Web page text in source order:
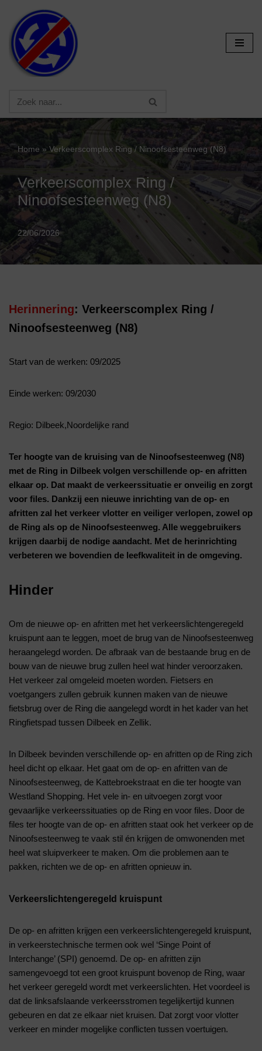
Ga
naar
de
inhoud
Home » Verkeerscomplex Ring / Ninoofsesteenweg (N8)
Verkeerscomplex Ring /
Ninoofsesteenweg (N8)
22/06/2026
Herinnering: Verkeerscomplex Ring /
Ninoofsesteenweg (N8)
Start van de werken: 09/2025
Einde werken: 09/2030
Regio: Dilbeek,Noordelijke rand
Ter hoogte van de kruising van de Ninoofsesteenweg (N8)
met de Ring in Dilbeek volgen verschillende op- en afritten
elkaar op. Dat maakt de verkeerssituatie er onveilig en zorgt
voor files. Dankzij een nieuwe inrichting van de op- en
afritten zal het verkeer vlotter en veiliger verlopen, zowel op
de Ring als op de Ninoofsesteenweg. Alle weggebruikers
krijgen daarbij de nodige aandacht. Met de herinrichting
verbeteren we bovendien de leefkwaliteit in de omgeving.
Hinder
Om de nieuwe op- en afritten met het verkeerslichtengeregeld
kruispunt aan te leggen, moet de brug van de Ninoofsesteenweg
heraangelegd worden. De afbraak van de bestaande brug en de
bouw van de nieuwe brug zullen heel wat hinder veroorzaken.
Het verkeer zal omgeleid moeten worden. Fietsers en
voetgangers zullen gebruik kunnen maken van de nieuwe
fietsbrug over de Ring die aangelegd wordt in het kader van het
Ringfietspad tussen Dilbeek en Zellik.
In Dilbeek bevinden verschillende op- en afritten op de Ring zich
heel dicht op elkaar. Het gaat om de op- en afritten van de
Ninoofsesteenweg, de Kattebroekstraat en die ter hoogte van
Westland Shopping. Het vele in- en uitvoegen zorgt voor
gevaarlijke verkeerssituaties op de Ring en voor files. Door de
files ter hoogte van de op- en afritten staat ook het verkeer op de
Ninoofsesteenweg te vaak stil én krijgen de omwonenden met
heel wat sluipverkeer te maken. Om die problemen aan te
pakken, richten we de op- en afritten opnieuw in.
Verkeerslichtengeregeld kruispunt
De op- en afritten krijgen een verkeerslichtengeregeld kruispunt,
in verkeerstechnische termen ook wel ‘Singe Point of
Interchange’ (SPI) genoemd. De op- en afritten zijn
samengevoegd tot een groot kruispunt bovenop de Ring, waar
het verkeer geregeld wordt met verkeerslichten. Het voordeel is
dat de linksafslaande verkeersstromen tegelijkertijd kunnen
gebeuren en dat ze elkaar niet kruisen. Dat zorgt voor vlotter
verkeer en minder mogelijke conflicten tussen voertuigen.